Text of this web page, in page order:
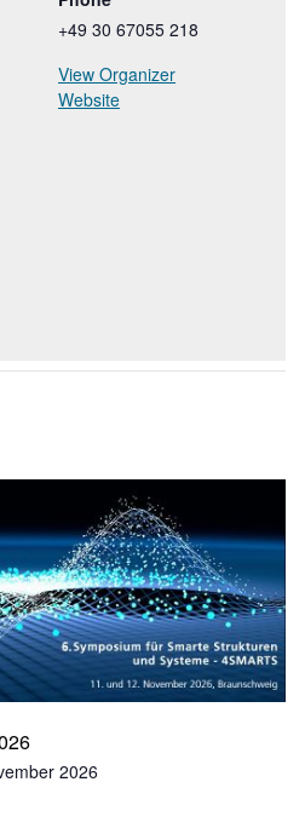
+49 30 67055 218
View Organizer
Website
2026